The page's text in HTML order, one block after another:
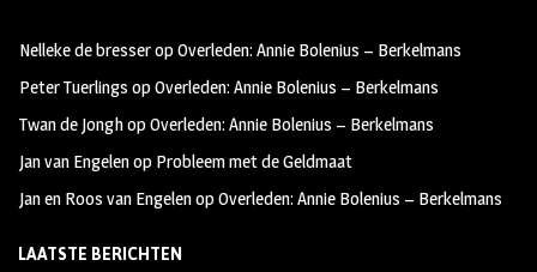
oo
k
m
Nelleke de bresseropOverleden: Annie Bolenius – Berkelmans
Peter Tuerlings opOverleden: Annie Bolenius – Berkelmans
Twan de JonghopOverleden: Annie Bolenius – Berkelmans
Jan van Engelenop Probleem met de Geldmaat
Jan en Roos van EngelenopOverleden: Annie Bolenius – Berkelmans
LAATSTE BERICHTEN